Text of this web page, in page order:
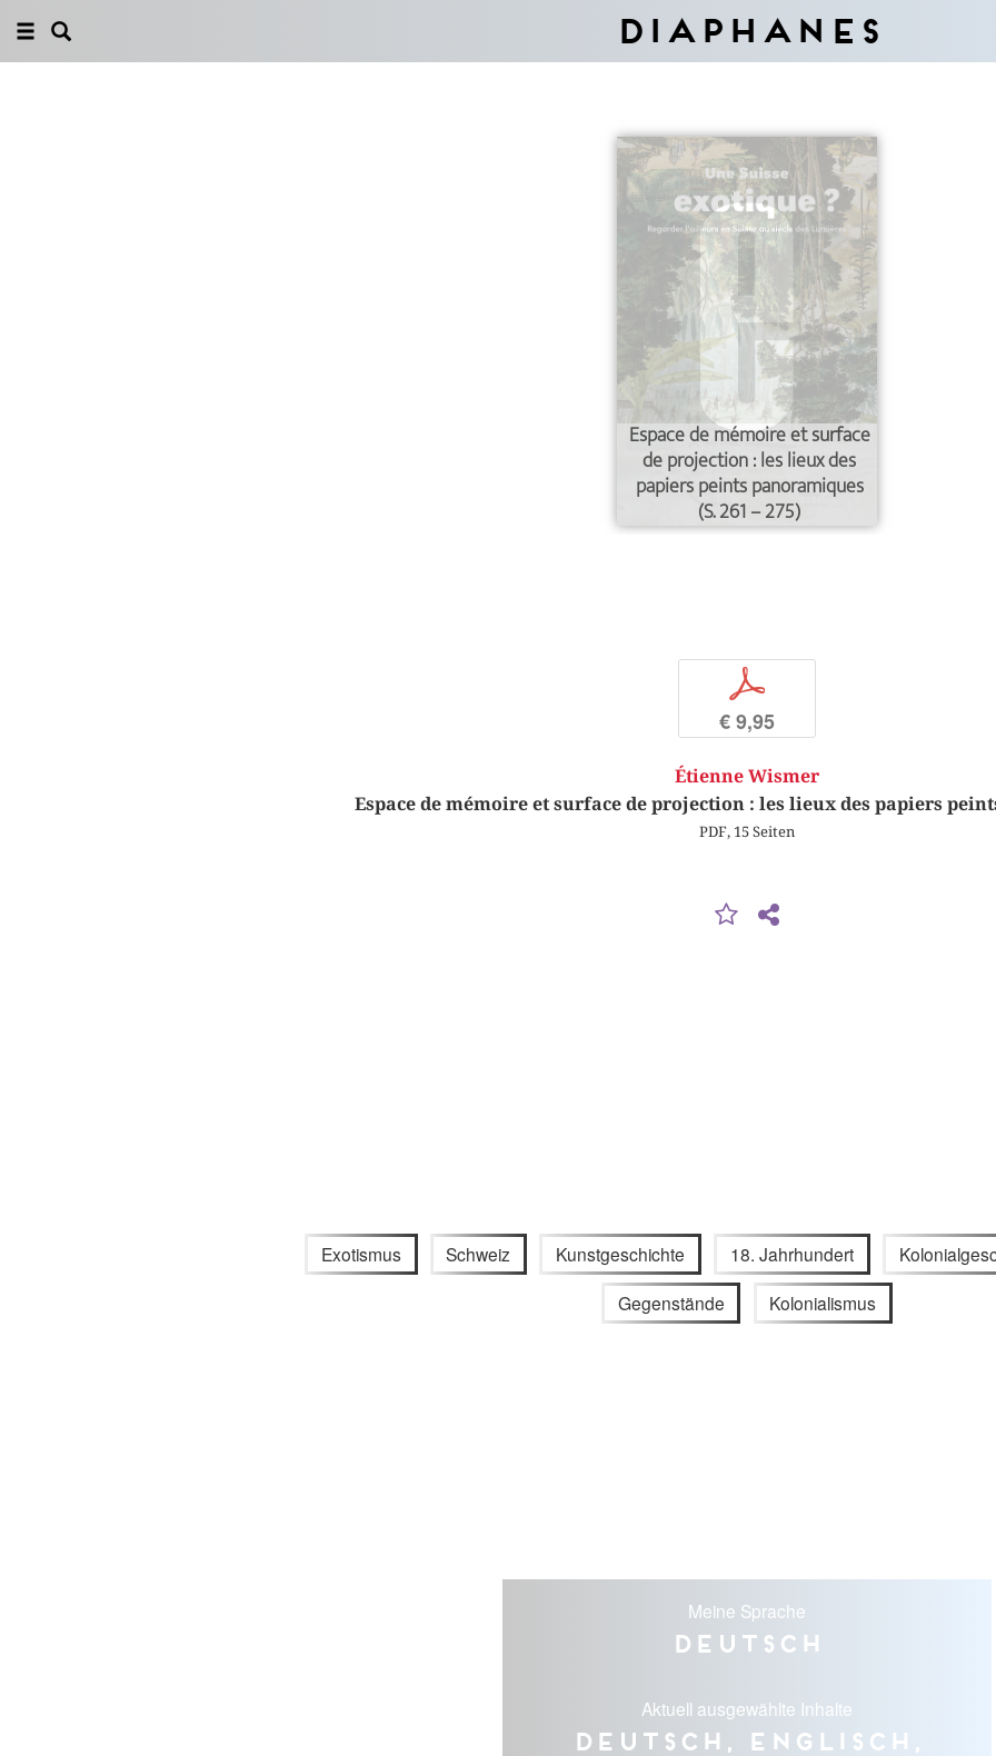
Diaphanes
Espace de mémoire et surface
de projection : les lieux des
papiers peints panoramiques
(S. 261 – 275)
p
€ 9,95
Étienne Wismer
Espace de mémoire et surface de projection : les lieux des papiers
PDF, 15 Seiten
Exotismus Schweiz Kunstgeschichte 18. Jahrhundert
Gegenstände Kolonialismus
Meine Sprache
Deutsch
Aktuell ausgewählte Inhalte
Deutsch, Englisch,